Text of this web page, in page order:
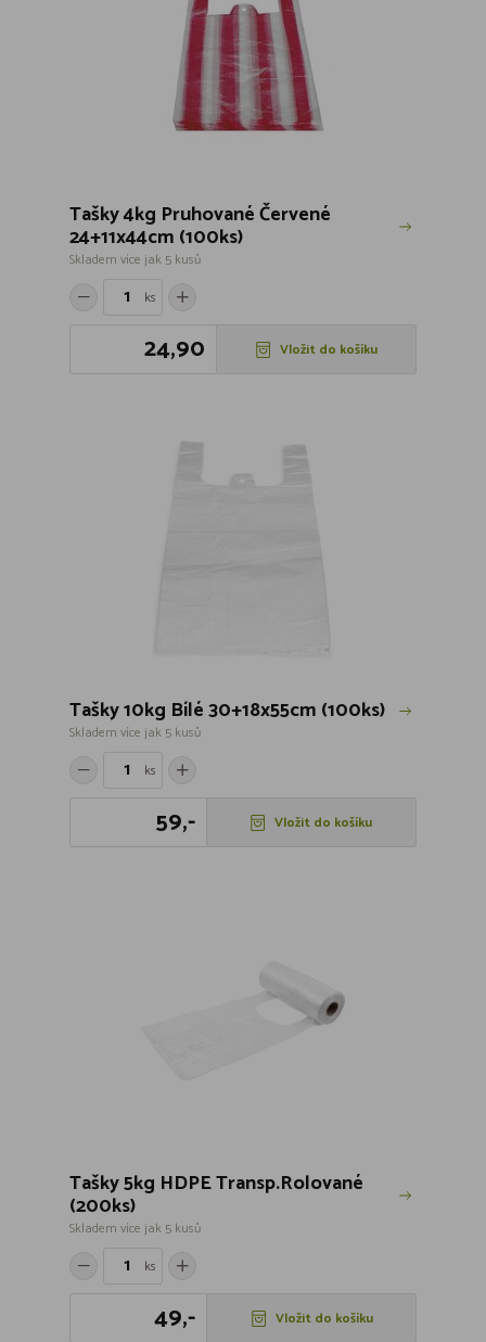
Tašky 4kg Pruhované Červené
24+11x44cm (100ks)
Skladem více jak 5 kusů
ks
24,90 Vložit do košíku
Tašky 10kg Bílé 30+18x55cm (100ks)
Skladem více jak 5 kusů
ks
59,- Vložit do košíku
Tašky 5kg HDPE Transp.Rolované
(200ks)
Skladem více jak 5 kusů
ks
49,- Vložit do košíku